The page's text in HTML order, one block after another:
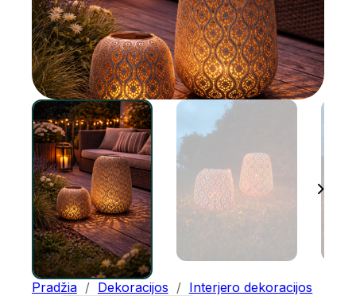
Pradžia / Dekoracijos / Interjero dekoracijos